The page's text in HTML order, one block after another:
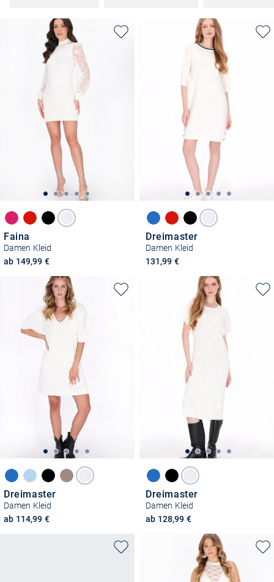
Faina
Damen Kleid
ab 149,99 €
Dreimaster
Damen Kleid
131,99 €
Dreimaster
Damen Kleid
ab 114,99 €
Dreimaster
Damen Kleid
ab 128,99 €